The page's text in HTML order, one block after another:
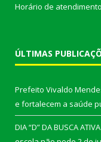
Horário de
ÚLTIMAS
Prefeito Vivaldo
e fortalecem a saúde
DIA “D” DA BUSCA